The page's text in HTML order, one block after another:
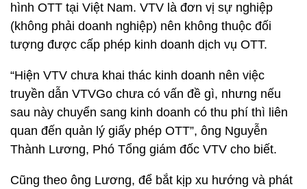
hình OTT tại Việt Nam. VTV là đơn vị sự nghiệp
(không phải doanh nghiệp) nên không thuộc đối
tượng được cấp phép kinh doanh dịch vụ OTT.
“Hiện VTV chưa khai thác kinh doanh nên việc
truyền dẫn VTVGo chưa có vấn đề gì, nhưng nếu
sau này chuyển sang kinh doanh có thu phí thì liên
quan đến quản lý giấy phép OTT”, ông Nguyễn
Thành Lương, Phó Tổng giám đốc VTV cho biết.
Cũng theo ông Lương, để bắt kịp xu hướng và phát